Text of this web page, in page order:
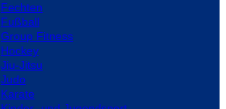
Fechten
Fußball
Group Fitness
Hockey
Jiu-Jitsu
Judo
Karate